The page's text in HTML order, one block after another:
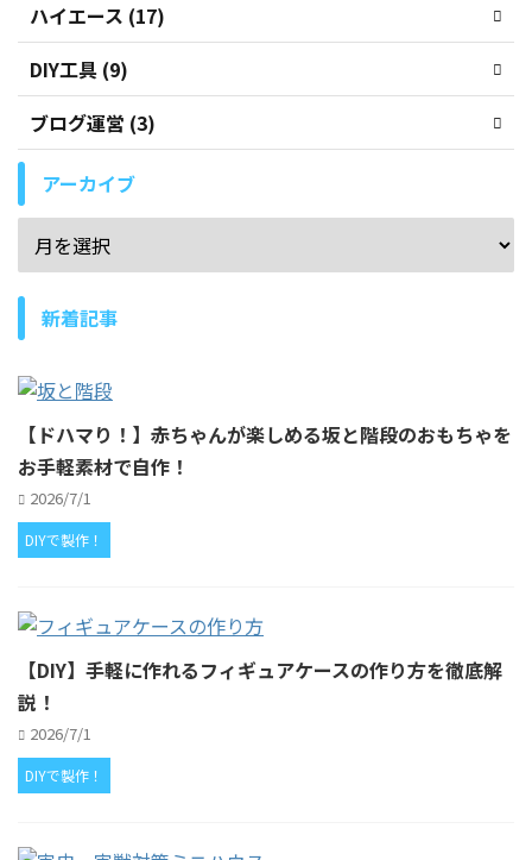
ハイエース (17)
DIY工具 (9)
ブログ運営 (3)
アーカイブ
新着記事
【ドハマり！】赤ちゃんが楽しめる坂と階段のおもちゃを
お手軽素材で自作！
2026/7/1
DIYで製作！
【DIY】手軽に作れるフィギュアケースの作り方を徹底解
説！
2026/7/1
DIYで製作！